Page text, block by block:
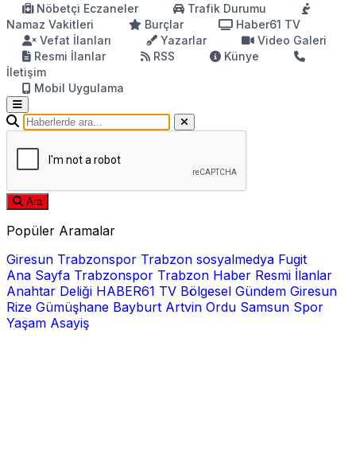
Nöbetçi Eczaneler
Trafik Durumu
Namaz Vakitleri
Burçlar
Haber61 TV
Vefat İlanları
Yazarlar
Video Galeri
Resmi İlanlar
RSS
Künye
İletişim
Mobil Uygulama
Ara
Popüler Aramalar
Giresun Trabzonspor Trabzon sosyalmedya Fugit
Ana Sayfa Trabzonspor Trabzon Haber Resmi İlanlar
Anahtar Deliği HABER61 TV Bölgesel Gündem Giresun
Rize Gümüşhane Bayburt Artvin Ordu Samsun Spor
Yaşam Asayiş